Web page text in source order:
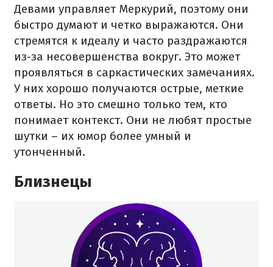
Девами управляет Меркурий, поэтому они
быстро думают и четко выражаются. Они
стремятся к идеалу и часто раздражаются
из-за несовершенства вокруг. Это может
проявляться в саркастических замечаниях.
У них хорошо получаются острые, меткие
ответы. Но это смешно только тем, кто
понимает контекст. Они не любят простые
шутки – их юмор более умный и
утонченный.
Близнецы